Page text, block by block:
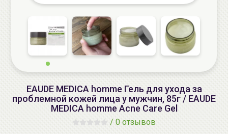
EAUDE MEDICA homme Гель для ухода за
проблемной кожей лица у мужчин, 85г / EAUDE
MEDICA homme Acne Care Gel
/ 0 отзывов